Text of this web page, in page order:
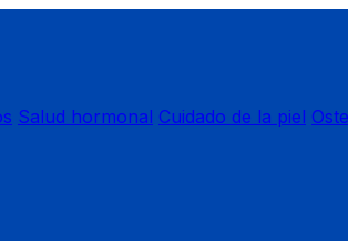
Salud hormonal Cuidado de la piel